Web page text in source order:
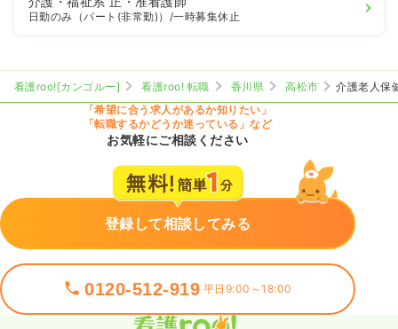
日勤のみ（パート(非常勤)） /一時募集休止
看護roo![カンゴルー] 看護roo! 転職 香川県 高松市
介護老人保
「希望に合う求人があるか知りたい」
「転職するかどうか迷っている」など
お気軽にご相談ください
登録して相談してみる
0120-512-919 平日9:00～18:00